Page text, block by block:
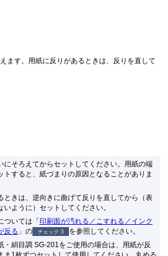
ます。用紙に反りがあるときは、反りを直して
にそろえてからセットしてください。用紙の端
トすると、紙づまりの原因となることがありま
ときは、逆向きに曲げて反りを直してから（表
いように）セットしてください。
ついては「 印刷面が汚れる／こすれる／インク
反る 」の チェック 3
を参照してください。
・絹目調 SG-201をご使用の場合は、用紙が反